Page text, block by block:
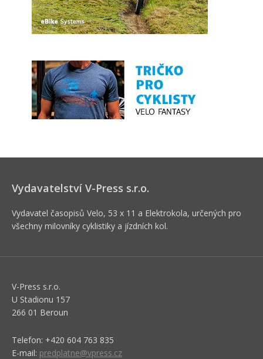
Vydavatelství V-Press s.r.o.
Vydavatel časopisů Velo, 53 x 11 a Elektrokola, určených pro
všechny milovníky cyklistiky a jízdních kol.
V-Press s.r.o.
U Stadionu 157
266 01 Beroun
Telefon: +420 604 763 835
E-mail: predplatne@vpress.cz